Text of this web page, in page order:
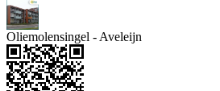
Oliemolensingel - Aveleijn